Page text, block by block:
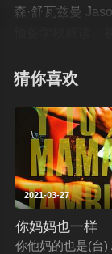
森·舒瓦兹曼
预备学校就读。
里游刃有余。然
卢姆（比尔·默
很多人生真理
露丝玛丽·克罗
手里。马克斯深
处处充满针锋相
角色的成功塑造
最佳男配角提名
猜你喜欢
2021-03-27
你妈妈也一样
你他妈的也是(台)